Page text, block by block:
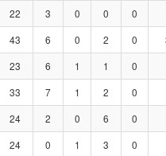
22 3 0 0 0
43 6 0 2 0
23 6 1 1 0
33 7 1 2 0
24 2 0 6 0
24 0 1 3 0